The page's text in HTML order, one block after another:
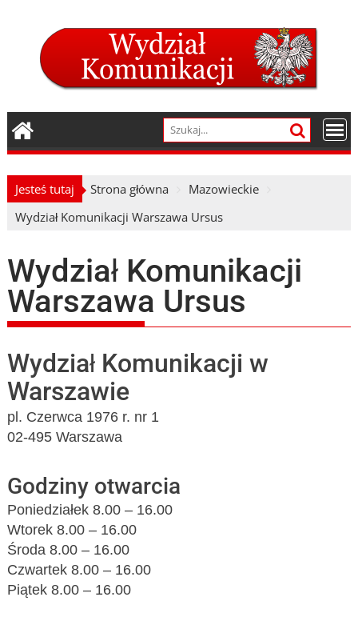
Jesteś tutaj Strona główna
Mazowieckie
Wydział Komunikacji Warszawa Ursus
Wydział Komunikacji
Warszawa Ursus
Wydział Komunikacji w
Warszawie
pl. Czerwca 1976 r. nr 1
02-495 Warszawa
Godziny otwarcia
Poniedziałek 8.00 – 16.00
Wtorek 8.00 – 16.00
Środa 8.00 – 16.00
Czwartek 8.00 – 16.00
Piątek 8.00 – 16.00